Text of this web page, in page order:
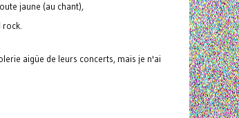
jaune (au chant),
aigüe de leurs concerts, mais je n'ai